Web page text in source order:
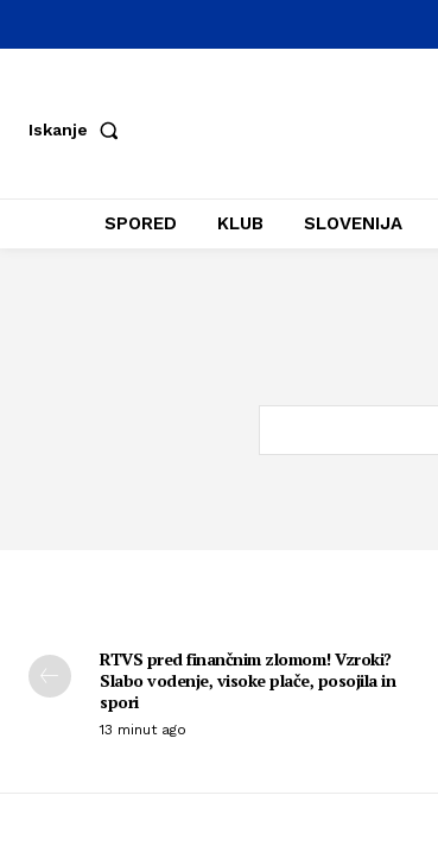
Iskanje
SPORED KLUB SLOVENIJA
RTVS pred finančnim zlomom! Vzroki?
Slabo vodenje, visoke plače, posojila in
spori
13 minut ago